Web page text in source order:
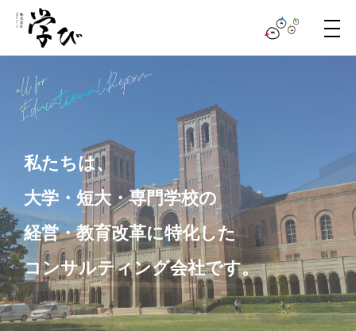
メ
ニ
ュ
私たちは、
大学・短大・専門学校の
経営・教育改革に特化した
コンサルティング会社です。